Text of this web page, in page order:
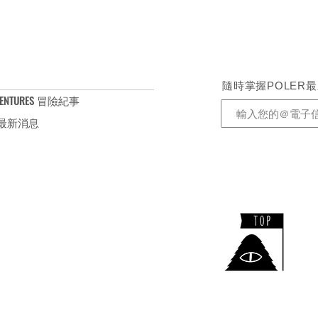
冒險紀事
新消息
隨時掌握POLER